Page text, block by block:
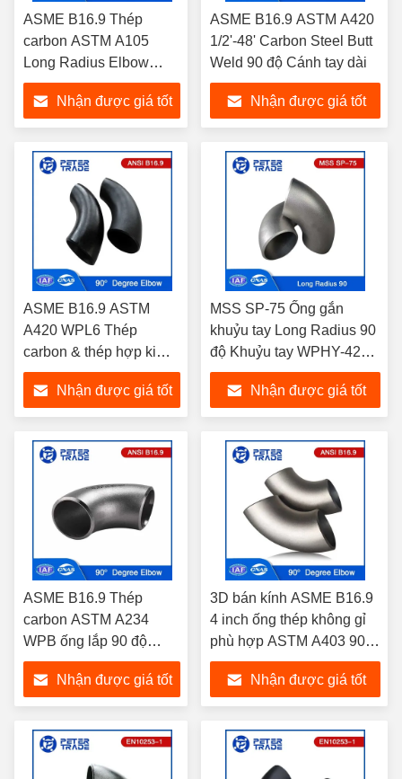
ASME B16.9 Thép
carbon ASTM A105
Long Radius Elbow
Pipe 45 độ
Nhận được giá tốt
ASME B16.9 ASTM A420
1/2'-48' Carbon Steel Butt
Weld 90 độ Cánh tay dài
Nhận được giá tốt
ASME B16.9 ASTM
A420 WPL6 Thép
carbon & thép hợp kim
3D bán kính 90 độ
khuỷu tay cho ống và
đường ống
Nhận được giá tốt
MSS SP-75 Ống gắn
khuỷu tay Long Radius 90
độ Khuỷu tay WPHY-42
WPHY-46 WPHY-52
Nhận được giá tốt
ASME B16.9 Thép
carbon ASTM A234
WPB ống lắp 90 độ
khuỷu tay 1/2' đến 48'
inch
Nhận được giá tốt
3D bán kính ASME B16.9
4 inch ống thép không gỉ
phù hợp ASTM A403 90
độ khuỷu tay
Nhận được giá tốt